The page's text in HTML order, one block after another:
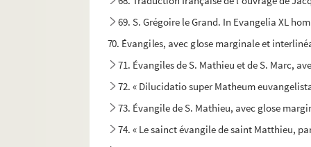
69. S. Grégoire le Grand. In Evangelia XL
70. Évangiles, avec glose marginale et
71. Évangiles de S. Mathieu et de S. Marc,
72. « Dilucidatio super Matheum
73. Évangile de S. Mathieu, avec glose
74. « Le sainct évangile de saint Matthieu,